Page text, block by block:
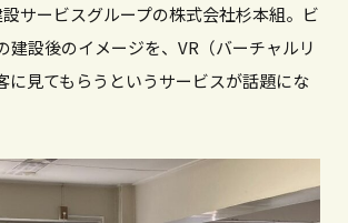
サービスグループの株式会社杉本組。ビ
建設後のイメージを、VR（バーチャルリ
に見てもらうというサービスが話題にな